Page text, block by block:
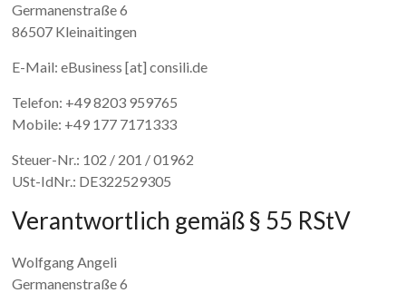
Germanenstraße 6
86507 Kleinaitingen
E-Mail: eBusiness [at] consili.de
Telefon: +49 8203 959765
Mobile: +49 177 7171333
Steuer-Nr.: 102 / 201 / 01962
USt-IdNr.: DE322529305
Verantwortlich gemäß § 55 RStV
Wolfgang Angeli
Germanenstraße 6